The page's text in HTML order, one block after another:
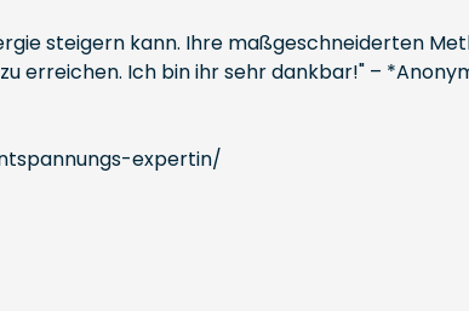
steigern kann. Ihre maßgeschneiderten
erreichen. Ich bin ihr sehr dankbar!" –
expertin/